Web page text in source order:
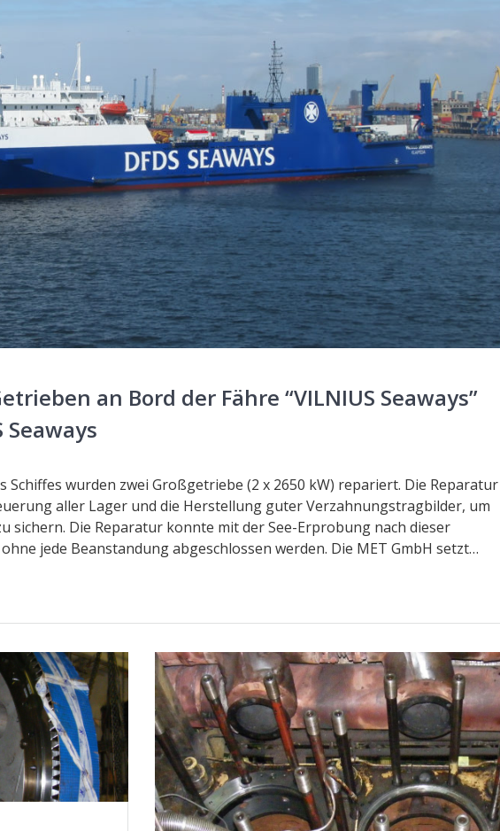
an Bord der Fähre “VILNIUS Seaways”
Seaways
Schiffes wurden zwei Großgetriebe (2 x 2650 kW) repariert. Die Reparatur
aller Lager und die Herstellung guter Verzahnungstragbilder, um
sichern. Die Reparatur konnte mit der See-Erprobung nach dieser
jede Beanstandung abgeschlossen werden. Die MET GmbH setzt…